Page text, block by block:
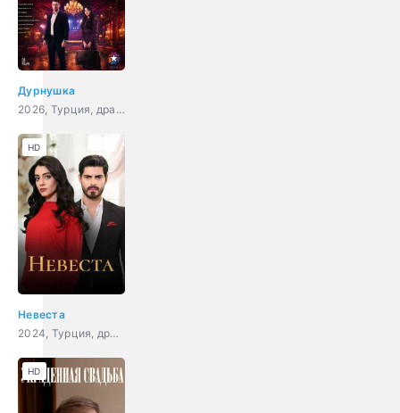
Дурнушка
2026, Турция, драма
Невеста
2024, Турция, драма
HD
HD